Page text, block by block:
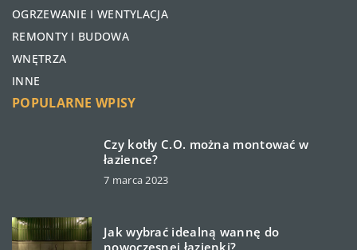
OGRZEWANIE I WENTYLACJA
REMONTY I BUDOWA
WNĘTRZA
INNE
POPULARNE WPISY
Czy kotły C.O. można montować w
łazience?
7 marca 2023
Jak wybrać idealną wannę do